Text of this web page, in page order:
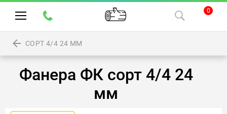
0
СОРТ 4/4 24 ММ
Фанера ФК сорт 4/4 24
мм